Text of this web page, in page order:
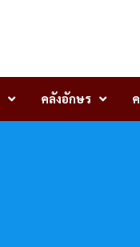
คลังอักษร